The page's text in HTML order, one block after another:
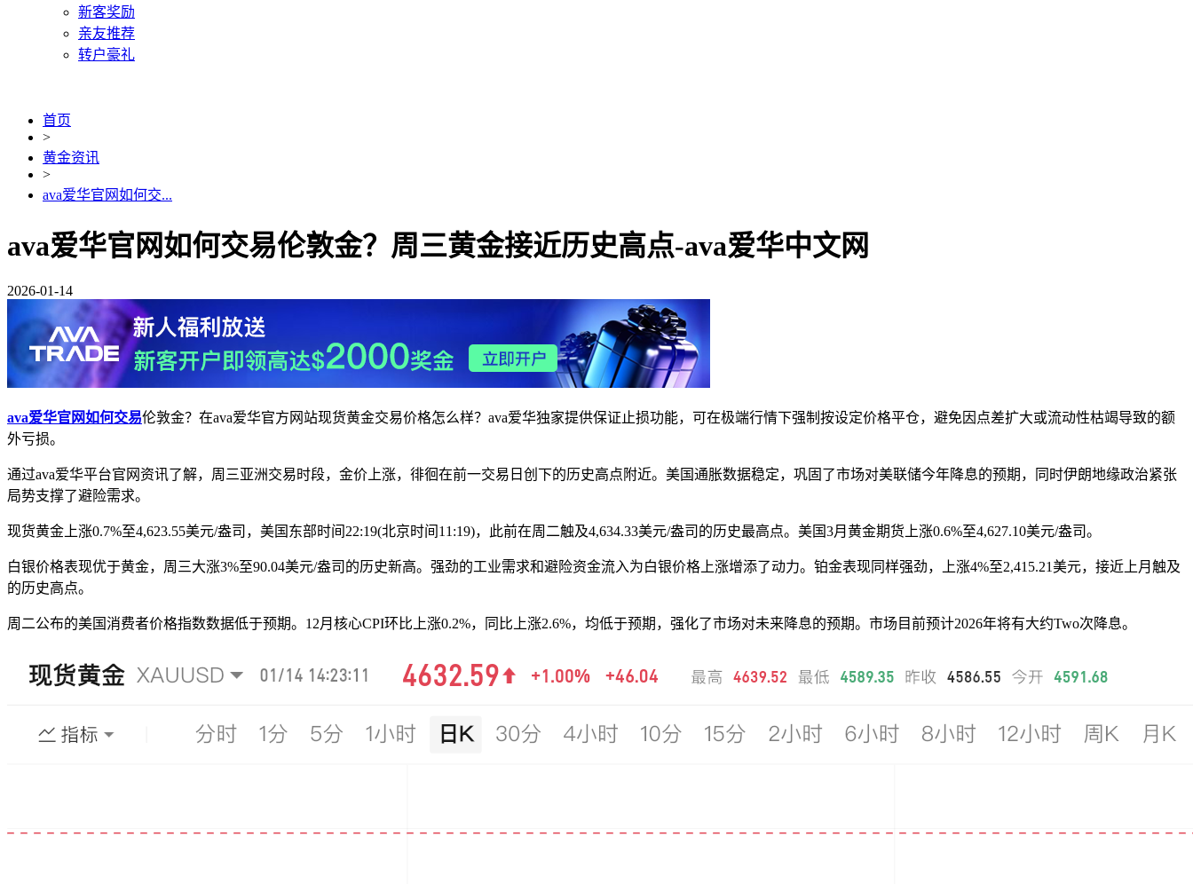
新客奖励
亲友推荐
转户豪礼
首页
>
黄金资讯
>
ava爱华官网如何交...
ava爱华官网如何交易伦敦金？周三黄金接近历史高点-ava爱华中文网
2026-01-14
ava爱华官网如何交易伦敦金？在ava爱华官方网站现货黄金交易价格怎么样？‌‌ava爱华独家提供‌保证止损功能，可在极端行情下强制按设定价格平仓，避免因点差扩大或流动性枯竭导致的额
外亏损。
通过ava爱华平台官网资讯了解，周三亚洲交易时段，金价上涨，徘徊在前一交易日创下的历史高点附近。美国通胀数据稳定，巩固了市场对美联储今年降息的预期，同时伊朗地缘政治紧张
局势支撑了避险需求。
现货黄金上涨0.7%至4,623.55美元/盎司，美国东部时间22:19(北京时间11:19)，此前在周二触及4,634.33美元/盎司的历史最高点。美国3月黄金期货上涨0.6%至4,627.10美元/盎司。
白银价格表现优于黄金，周三大涨3%至90.04美元/盎司的历史新高。强劲的工业需求和避险资金流入为白银价格上涨增添了动力。铂金表现同样强劲，上涨4%至2,415.21美元，接近上月触及
的历史高点。
周二公布的美国消费者价格指数数据低于预期。12月核心CPI环比上涨0.2%，同比上涨2.6%，均低于预期，强化了市场对未来降息的预期。市场目前预计2026年将有大约Two次降息。